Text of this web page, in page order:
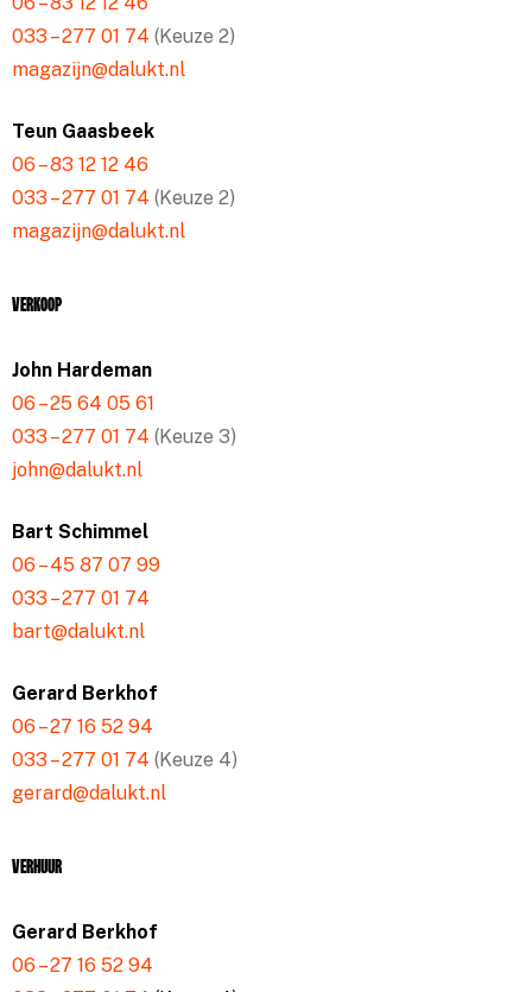
033 – 277 01 74 (Keuze 2)
magazijn@dalukt.nl
Teun Gaasbeek
06 – 83 12 12 46
033 – 277 01 74 (Keuze 2)
magazijn@dalukt.nl
Verkoop
John Hardeman
06 – 25 64 05 61
033 – 277 01 74 (Keuze 3)
john@dalukt.nl
Bart Schimmel
06 – 45 87 07 99
033 – 277 01 74
bart@dalukt.nl
Gerard Berkhof
06 – 27 16 52 94
033 – 277 01 74 (Keuze 4)
gerard@dalukt.nl
Verhuur
Gerard Berkhof
06 – 27 16 52 94